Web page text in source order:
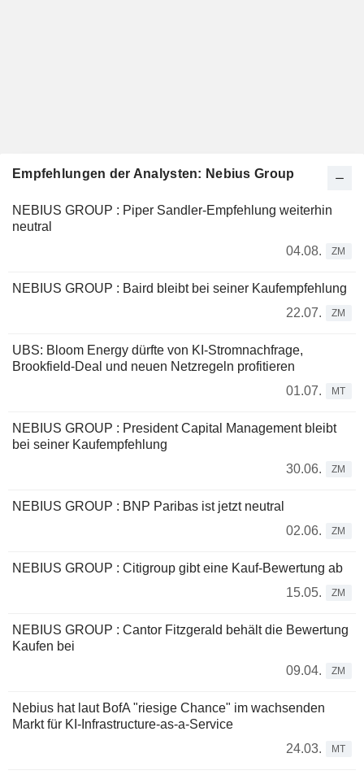
Empfehlungen der Analysten: Nebius Group
NEBIUS GROUP : Piper Sandler-Empfehlung weiterhin
neutral
04.08.
ZM
NEBIUS GROUP : Baird bleibt bei seiner Kaufempfehlung
22.07.
ZM
UBS: Bloom Energy dürfte von KI-Stromnachfrage,
Brookfield-Deal und neuen Netzregeln profitieren
01.07.
MT
NEBIUS GROUP : President Capital Management bleibt
bei seiner Kaufempfehlung
30.06.
ZM
NEBIUS GROUP : BNP Paribas ist jetzt neutral
02.06.
ZM
NEBIUS GROUP : Citigroup gibt eine Kauf-Bewertung ab
15.05.
ZM
NEBIUS GROUP : Cantor Fitzgerald behält die Bewertung
Kaufen bei
09.04.
ZM
Nebius hat laut BofA "riesige Chance" im wachsenden
Markt für KI-Infrastructure-as-a-Service
24.03.
MT